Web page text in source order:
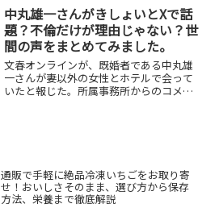
成りきって歌う、ゴットタンのマジ歌選
手権の企画での歌が有名で...
中丸雄一さんがきしょいとXで話
題？不倫だけが理由じゃない？世
間の声をまとめてみました。
文春オンラインが、既婚者である中丸雄
一さんが妻以外の女性とホテルで会って
いたと報じた。所属事務所からのコメン
通販で手軽に絶品冷凍いちごをお取り寄
せ！おいしさそのまま、選び方から保存
方法、栄養まで徹底解説